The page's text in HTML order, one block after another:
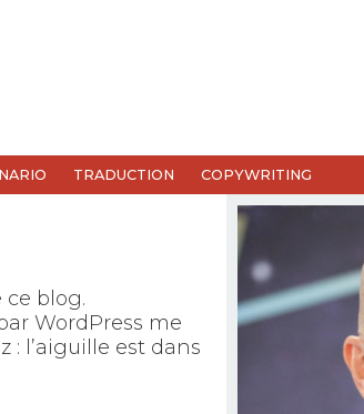
TRADUCTION COPYWRITING
ce blog.
WordPress me
: l’aiguille est dans